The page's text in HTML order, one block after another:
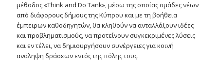
μέθοδος «Τhink and Do Tank», μέσω της οποίας ομάδες νέων
από διάφορους δήμους της Κύπρου και με τη βοήθεια
έμπειρων καθοδηγητών, θα κληθούν να ανταλλάξουν ιδέες
και προβληματισμούς, να προτείνουν συγκεκριμένες λύσεις
και εν τέλει, να δημιουργήσουν συνέργειες για κοινή
ανάληψη δράσεων εντός της πόλης τους.